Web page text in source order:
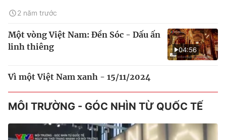
2 năm trước
04:56
Một vòng Việt Nam: Đền Sóc - Dấu ấn
linh thiêng
Vì một Việt Nam xanh - 15/11/2024
MÔI TRƯỜNG - GÓC NHÌN TỪ QUỐC TẾ